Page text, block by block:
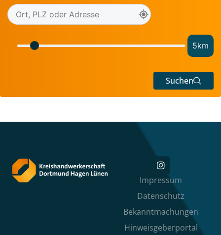
5km
Suchen
Impressum
Datenschutz
Bekanntmachungen
Hinweisgeberportal